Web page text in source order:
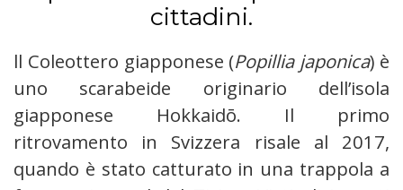
cittadini.
ll Coleottero giapponese (Popillia japonica) è
uno scarabeide originario dell’isola
giapponese Hokkaidō. Il primo
ritrovamento in Svizzera risale al 2017,
quando è stato catturato in una trappola a